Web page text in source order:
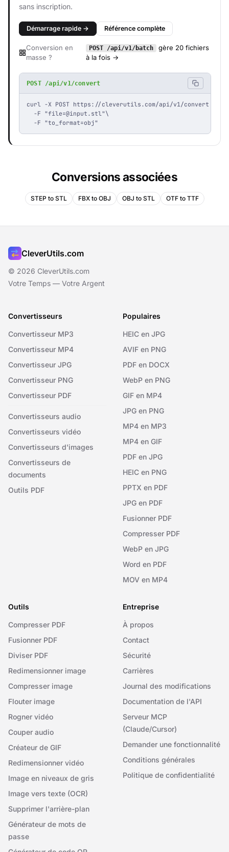
sans inscription.
Démarrage rapide → Référence complète
Conversion en
masse ?
POST /api/v1/batch
gère 20 fichiers
à la fois →
POST /api/v1/convert
curl -X POST https://cleverutils.com/api/v1/convert \
  -F "
file=@input.stl"\
  -F "to_format=obj"
Conversions associées
STEP to STL FBX to OBJ OBJ to STL OTF to TTF
CleverUtils.com
© 2026 CleverUtils.com
Votre Temps — Votre Argent
Convertisseurs
Convertisseur MP3
Convertisseur MP4
Convertisseur JPG
Convertisseur PNG
Convertisseur PDF
Convertisseurs audio
Convertisseurs vidéo
Convertisseurs d'images
Convertisseurs de
documents
Outils PDF
Populaires
HEIC en JPG
AVIF en PNG
PDF en DOCX
WebP en PNG
GIF en MP4
JPG en PNG
MP4 en MP3
MP4 en GIF
PDF en JPG
HEIC en PNG
PPTX en PDF
JPG en PDF
Fusionner PDF
Compresser PDF
WebP en JPG
Word en PDF
MOV en MP4
Outils
Compresser PDF
Fusionner PDF
Diviser PDF
Redimensionner image
Compresser image
Flouter image
Rogner vidéo
Couper audio
Créateur de GIF
Redimensionner vidéo
Image en niveaux de gris
Image vers texte (OCR)
Supprimer l'arrière-plan
Générateur de mots de
passe
Entreprise
À propos
Contact
Sécurité
Carrières
Journal des modifications
Documentation de l'API
Serveur MCP
(Claude/Cursor)
Demander une fonctionnalité
Conditions générales
Politique de confidentialité